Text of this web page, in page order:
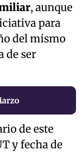
, aunque
para
del mismo
de ser
de este
y fecha de